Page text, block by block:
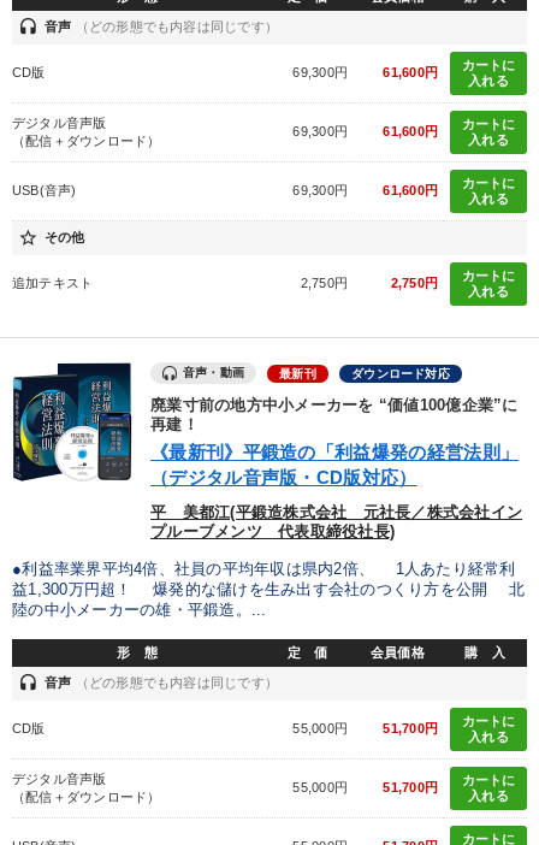
headset 音声 （どの形態でも内容は同じです）
CD版 69,300円 61,600円
カートに
入れる
デジタル音声版
（配信＋ダウンロード）
69,300円 61,600円
カートに
入れる
USB(音声) 69,300円 61,600円
カートに
入れる
star_border その他
追加テキスト 2,750円 2,750円
カートに
入れる
音声・動画 最新刊 ダウンロード対応
廃業寸前の地方中小メーカーを “価値100億企業”に
再建！
《最新刊》平鍛造の「利益爆発の経営法則」
（デジタル音声版・CD版対応）
平 美都江(平鍛造株式会社 元社長／株式会社イン
プルーブメンツ 代表取締役社長)
●利益率業界平均4倍、社員の平均年収は県内2倍、 1人あたり経常利
益1,300万円超！ 爆発的な儲けを生み出す会社のつくり方を公開 北
陸の中小メーカーの雄・平鍛造。...
形 態 定 価 会員価格 購 入
headset 音声 （どの形態でも内容は同じです）
CD版 55,000円 51,700円
カートに
入れる
デジタル音声版
（配信＋ダウンロード）
55,000円 51,700円
カートに
入れる
カートに